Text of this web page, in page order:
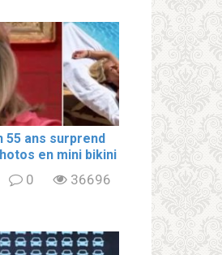
55 ans surprend
en mini bikini
0 36696